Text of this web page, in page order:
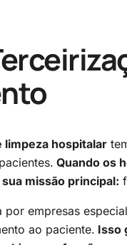
hospitalar
Quando os
missão principal:
empresas
ao paciente. Isso